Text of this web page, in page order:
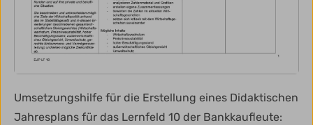
Umsetzungshilfe für die Erstellung eines Didaktischen
Jahresplans für das Lernfeld 10 der Bankkaufleute: